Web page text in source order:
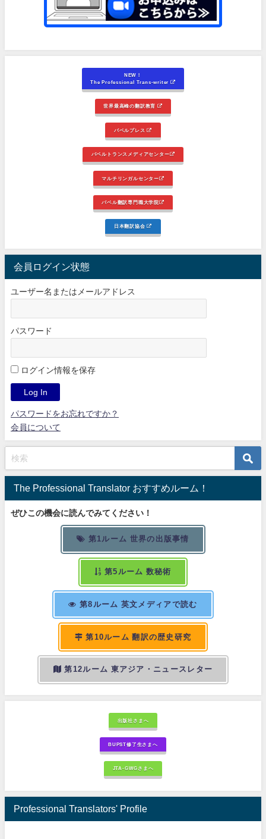
NEW！
The Professional Trans-writer
世界最高峰の翻訳教育
バベルプレス
バベルトランスメディアセンター
マルチリンガルセンター
バベル翻訳専門職大学院
日本翻訳協会
会員ログイン状態
ユーザー名またはメールアドレス
パスワード
ログイン情報を保存
パスワードをお忘れですか？
会員について
The Professional Translator おすすめルーム！
ぜひこの機会に読んでみてください！
第1ルーム 世界の出版事情
第5ルーム 数秘術
第8ルーム 英文メディアで読む
第10ルーム 翻訳の歴史研究
第12ルーム 東アジア・ニュースレター
出版社さまへ
BUPST修了生さまへ
JTA-GWGさまへ
Professional Translators' Profile